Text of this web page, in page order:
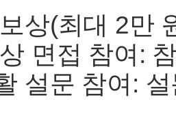
상(최대 2만
면접 참여:
설문 참여: